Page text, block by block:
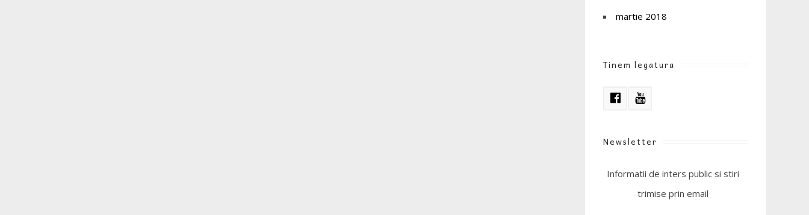
martie 2018
Tinem legatura
Newsletter
Informatii de inters public si stiri
trimise prin email